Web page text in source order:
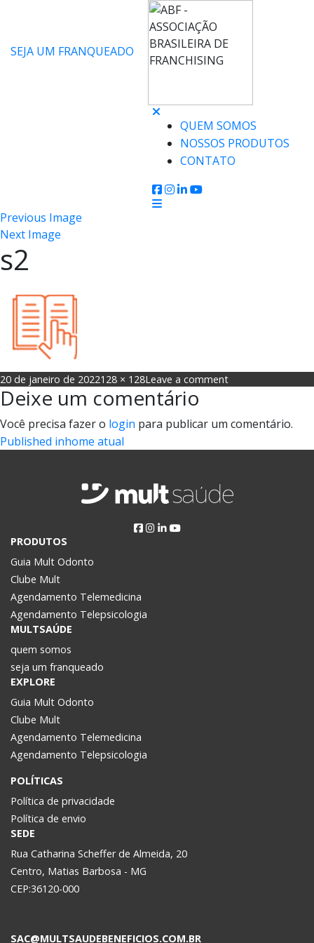
SEJA UM FRANQUEADO
QUEM SOMOS
NOSSOS PRODUTOS
CONTATO
Previous Image
Next Image
s2
Posted
on
20 de janeiro de 2022Full
size
128 × 128Leave a commenton
Deixe um comentário
Você precisa fazer o login para publicar um comentário.
Navegação
Published inhome atual
PRODUTOS
Guia Mult Odonto
Clube Mult
Agendamento Telemedicina
Agendamento Telepsicologia
MULTSAÚDE
quem somos
seja um franqueado
EXPLORE
Guia Mult Odonto
Clube Mult
Agendamento Telemedicina
Agendamento Telepsicologia
POLÍTICAS
Política de privacidade
Política de envio
SEDE
Rua Catharina Scheffer de Almeida, 20
Centro, Matias Barbosa - MG
CEP:36120-000
SAC@MULTSAUDEBENEFICIOS.COM.BR